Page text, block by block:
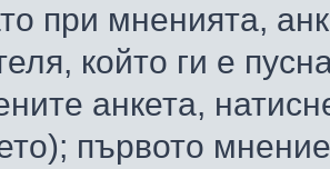
при мненията,
който ги е
анкета,
първото